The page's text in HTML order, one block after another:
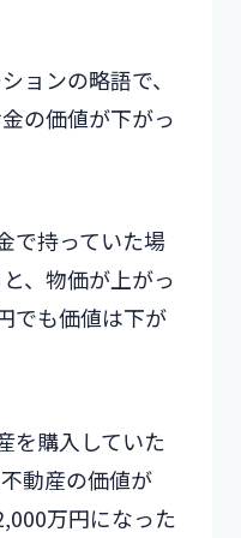
ョンの略語で、
の価値が下がっ
で持っていた場
、物価が上がっ
でも価値は下が
を購入していた
動産の価値が
万円になった